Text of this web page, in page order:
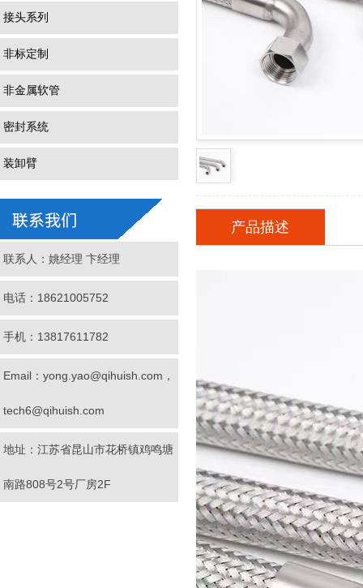
接头系列
非标定制
非金属软管
密封系统
装卸臂
联系人：姚经理 卞经理
电话：18621005752
手机：13817611782
Email：yong.yao@qihuish.com，
tech6@qihuish.com
地址：江苏省昆山市花桥镇鸡鸣塘
南路808号2号厂房2F
产品描述